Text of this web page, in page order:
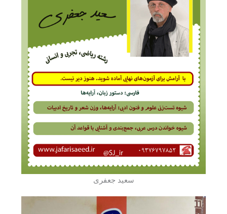
سعید جعفری